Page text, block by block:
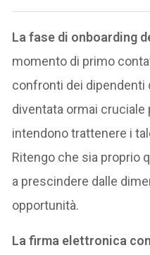
La fase di onboarding
momento di primo
confronti dei dipendenti
diventata ormai cruciale
intendono trattenere i
Ritengo che sia proprio
a prescindere dalle
opportunità.
La firma elettronica